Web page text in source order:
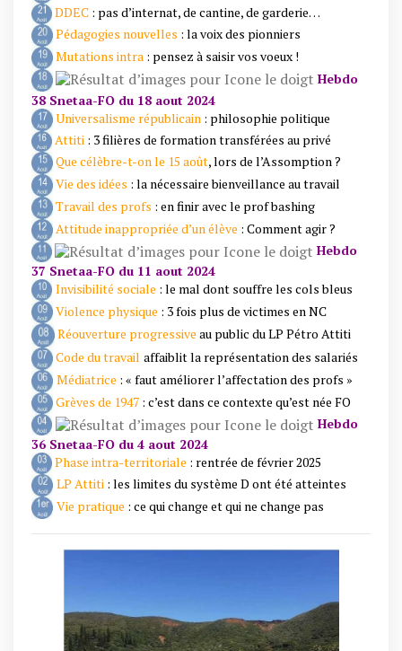
DDEC : pas d’internat, de cantine, de garderie…
Pédagogies nouvelles : la voix des pionniers
Mutations intra : pensez à saisir vos voeux !
Hebdo
38 Snetaa-FO du 18 aout 2024
Universalisme républicain : philosophie politique
Attiti : 3 filières de formation transférées au privé
Que célèbre-t-on le 15 août, lors de l’Assomption ?
Vie des idées : la nécessaire bienveillance au travail
Travail des profs : en finir avec le prof bashing
Attitude inappropriée d’un élève : Comment agir ?
Hebdo
37 Snetaa-FO du 11 aout 2024
Invisibilité sociale : le mal dont souffre les cols bleus
Violence physique : 3 fois plus de victimes en NC
Réouverture progressive au public du LP Pétro Attiti
Code du travail affaiblit la représentation des salariés
Médiatrice : « faut améliorer l’affectation des profs »
Grèves de 1947 : c’est dans ce contexte qu’est née FO
Hebdo
36 Snetaa-FO du 4 aout 2024
Phase intra-territoriale : rentrée de février 2025
LP Attiti : les limites du système D ont été atteintes
Vie pratique : ce qui change et qui ne change pas